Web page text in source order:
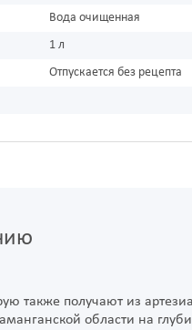
Вода очищенная
1 л
Отпускается без рецепта
также получают из
области на